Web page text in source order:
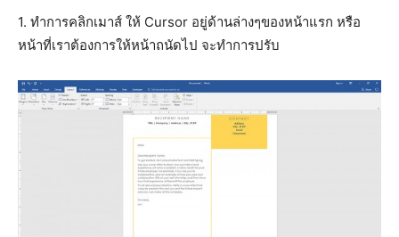
1. ทำการคลิกเมาส์ ให้ Cursor อยู่ด้านล่างๆของหน้าแรก หรือ
หน้าที่เราต้องการให้หน้าถนัดไป จะทำการปรับ